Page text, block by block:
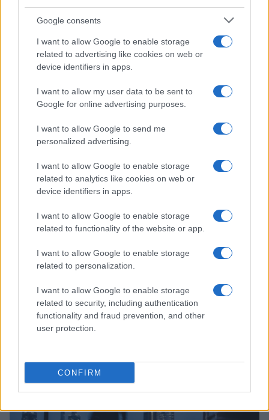
Google consents
I want to allow Google to enable storage
related to advertising like cookies on web or
device identifiers in apps.
I want to allow my user data to be sent to
Google for online advertising purposes.
I want to allow Google to send me
personalized advertising.
I want to allow Google to enable storage
related to analytics like cookies on web or
device identifiers in apps.
I want to allow Google to enable storage
related to functionality of the website or app.
I want to allow Google to enable storage
related to personalization.
I want to allow Google to enable storage
related to security, including authentication
functionality and fraud prevention, and other
user protection.
CONFIRM
Continua a leggere
INVESTIMENTI
Crypto lending: come funziona, rischi chiave e regole
Susanna Riva · 6 Ago 2026